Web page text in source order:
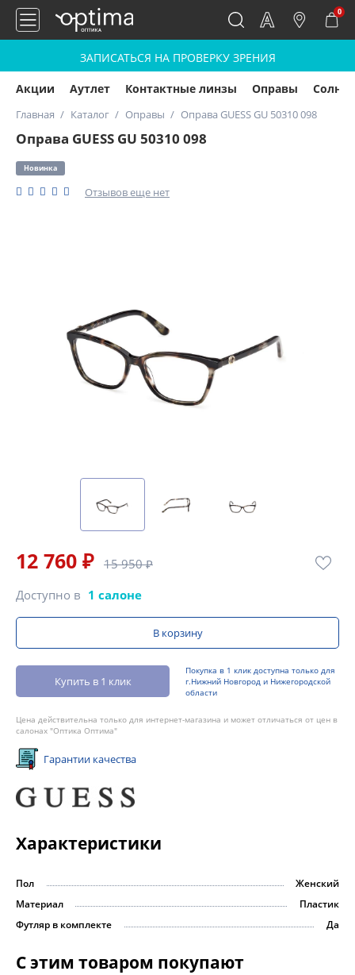
0
ЗАПИСАТЬСЯ НА ПРОВЕРКУ ЗРЕНИЯ
Акции Аутлет Контактные линзы Оправы
Главная Каталог Оправы Оправа GUESS GU 50310 098
Оправа GUESS GU 50310 098
Новинка
Отзывов еще нет
12 760 ₽ 15 950 ₽
Доступно в 1 салоне
В корзину
Купить в 1 клик
Покупка в 1 клик доступна только для
г.Нижний Новгород и Нижегородской
области
Цена действительна только для интернет-магазина и может отличаться от цен в
салонах "Оптика Оптима"
Гарантии качества
Характеристики
Пол
Женский
Материал
Пластик
Футляр в комплекте
Да
С этим товаром покупают